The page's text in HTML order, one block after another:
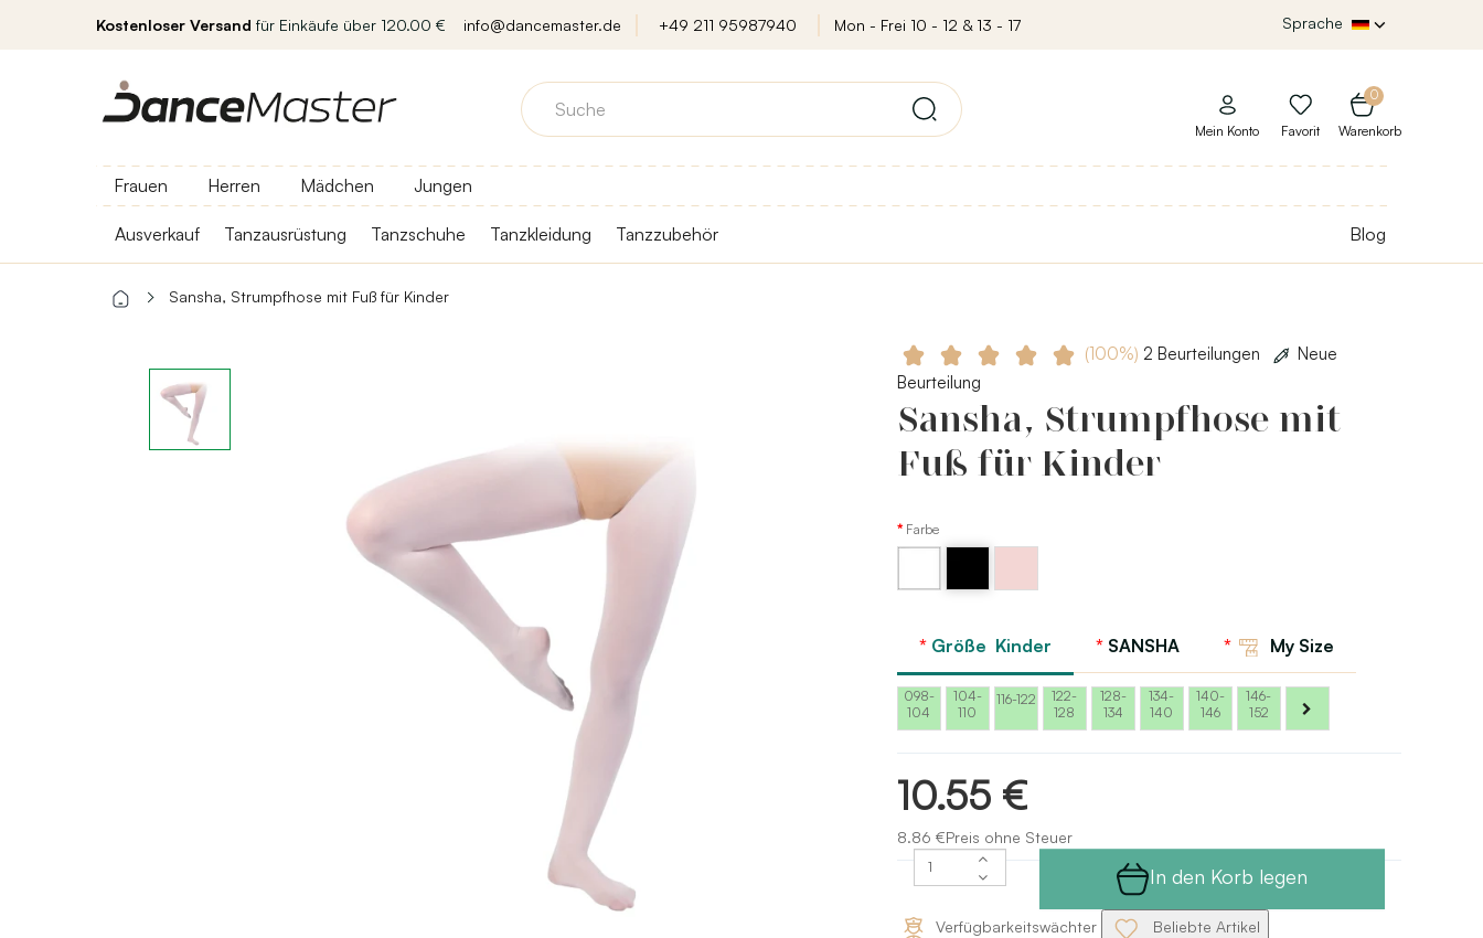
Kostenloser Versand für Einkäufe über 120.00 € info@dancemaster.de +49 211 95987940 Mon - Frei 10 - 12 & 13 - 17 Sprache
0
Warenkorb
Mein Konto Favorit
Frauen Herren Mädchen Jungen
Ausverkauf Tanzausrüstung Tanzschuhe Tanzkleidung Tanzzubehör Blog
Sansha, Strumpfhose mit Fuß für Kinder
(100%) 2 Beurteilungen
Neue
Beurteilung
Sansha, Strumpfhose mit
Fuß für Kinder
Farbe
Größe Kinder SANSHA My Size
098-
104
104-
110
116-122
122-
128
128-
134
134-
140
140-
146
146-
152
10.55 €
8.86 €Preis ohne Steuer
In den Korb legen
Verfügbarkeitswächter Beliebte Artikel